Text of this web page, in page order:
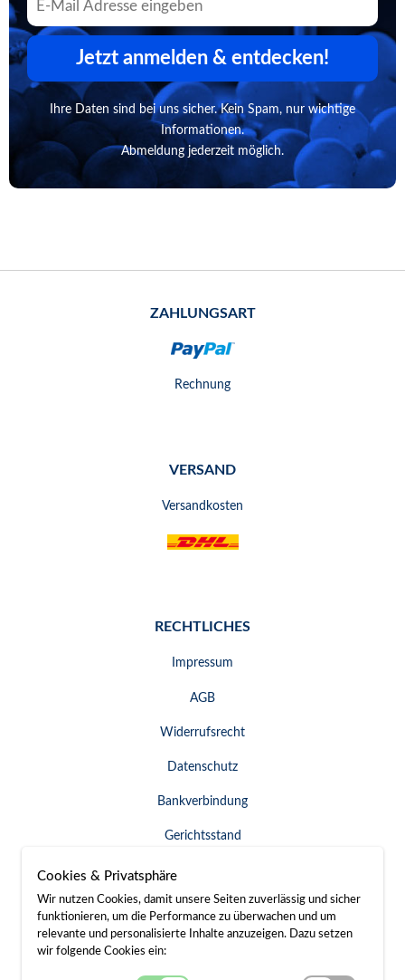
Jetzt anmelden & entdecken!
Ihre Daten sind bei uns sicher. Kein Spam, nur wichtige
Informationen.
Abmeldung jederzeit möglich.
ZAHLUNGSART
Rechnung
VERSAND
Versandkosten
RECHTLICHES
Impressum
AGB
Widerrufsrecht
Datenschutz
Bankverbindung
Gerichtsstand
Widerruf erklären
SERVICE & KONTAKT
Cookies & Privatsphäre
Wir nutzen Cookies, damit unsere Seiten zuverlässig und sicher
funktionieren, um die Performance zu überwachen und um
relevante und personalisierte Inhalte anzuzeigen. Dazu setzen
wir folgende Cookies ein: